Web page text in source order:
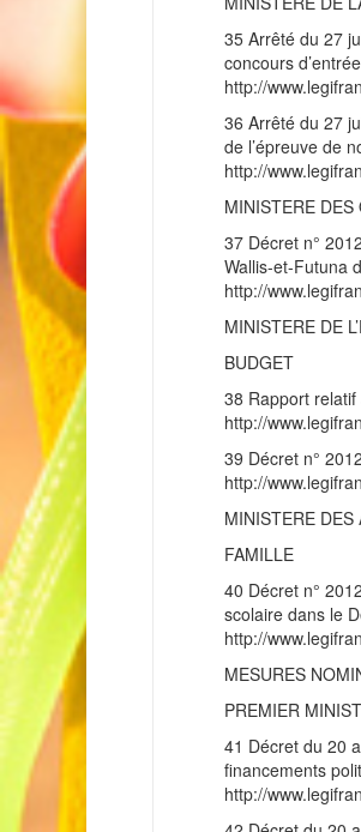
35 Arrêté du 27
concours
http://
36 Arrêté du 27
de l’épreuve de
http://
MINISTERE
37 Décret n°
Wallis-et-Futuna
http://
MINISTERE DE
BUDGET
38 Rapport
http://
39 Décret n°
http://
MINISTERE
FAMILLE
40 Décret n°
scolaire dans le
http://
MESURES
PREMIER
41 Décret du 20
financements
http://